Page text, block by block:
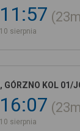
11:57
10 sierpnia
KOL 01/
16:07
10 sierpnia